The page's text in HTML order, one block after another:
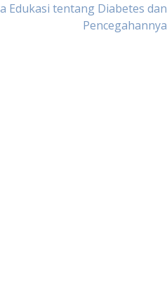
Edukasi tentang Diabetes dan
Pencegahannya